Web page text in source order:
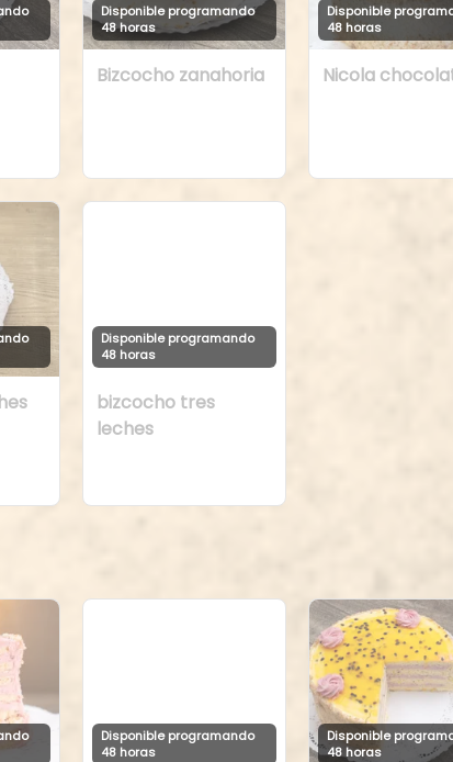
Disponible programando
48 horas
Bizcocho zanahoria
Disponible
48 horas
Nicola
Disponible programando
48 horas
bizcocho tres
leches
Disponible programando
48 horas
Disponible
48 horas